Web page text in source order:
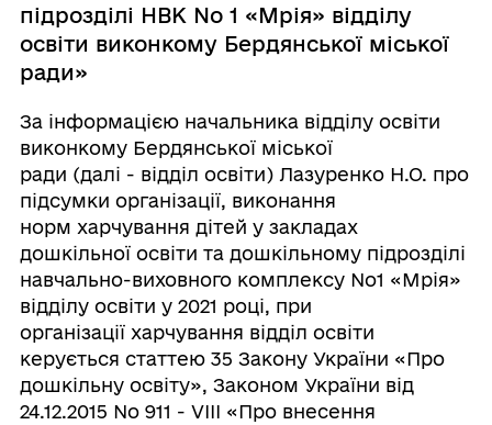
підрозділі НВК No 1 «Мрія» відділу
освіти виконкому Бердянської міської
ради»
За інформацією начальника відділу освіти
виконкому Бердянської міської
ради (далі - відділ освіти) Лазуренко Н.О. про
підсумки організації, виконання
норм харчування дітей у закладах
дошкільної освіти та дошкільному підрозділі
навчально-виховного комплексу No1 «Мрія»
відділу освіти у 2021 році, при
організації харчування відділ освіти
керується статтею 35 Закону України «Про
дошкільну освіту», Законом України від
24.12.2015 No 911 - VІІІ «Про внесення